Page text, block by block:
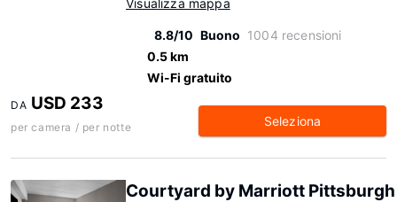
Visualizza mappa
8.8/10 Buono 1004 recensioni
0.5 km
Wi-Fi gratuito
DA USD 233
per camera / per notte Seleziona
Courtyard by Marriott Pittsburgh